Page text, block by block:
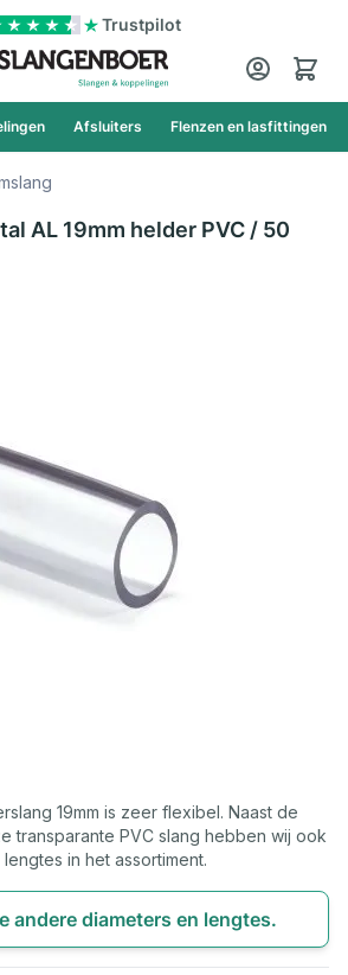
Trustpilot
Cart
Afsluiters Flenzen en lasfittingen
AL 19mm helder PVC / 50
19mm is zeer flexibel. Naast de
transparante PVC slang hebben wij ook
in het assortiment.
andere diameters en lengtes.